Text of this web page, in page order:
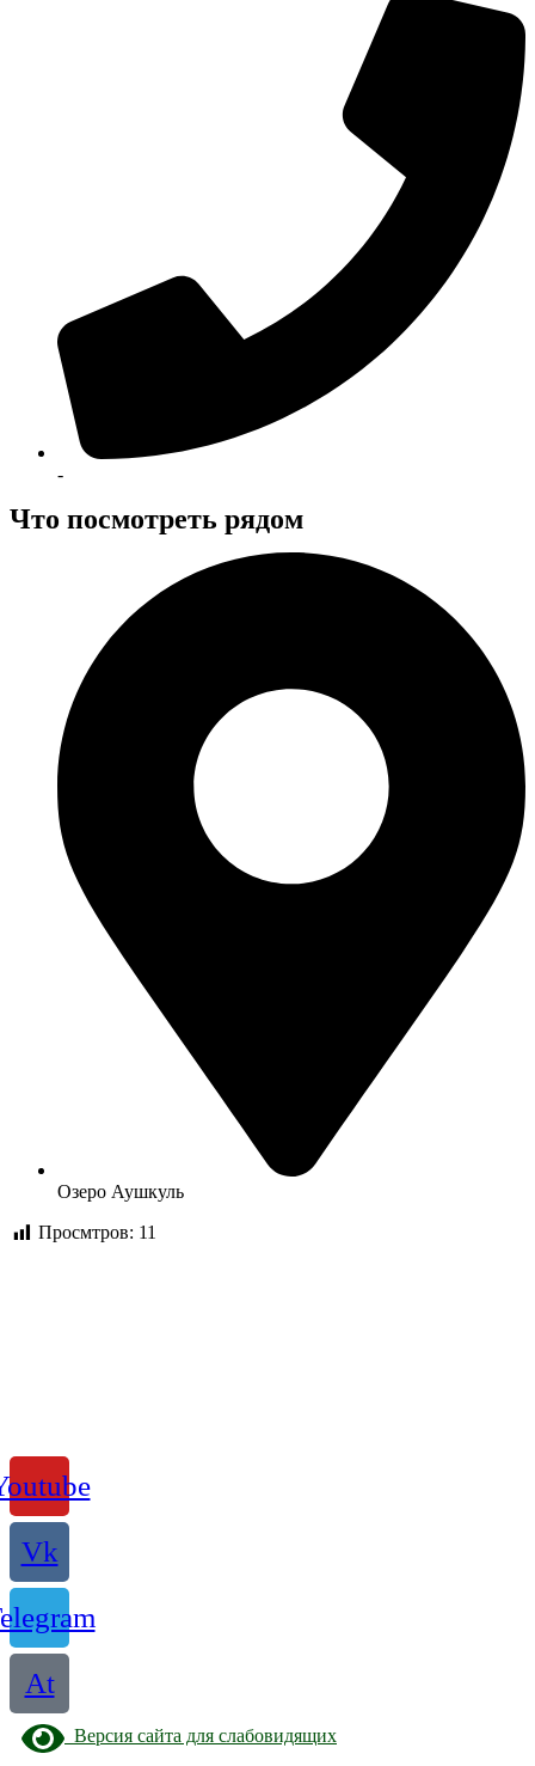
-
Что посмотреть рядом
Озеро Аушкуль
Просмтров: 11
Vk
At
Версия сайта для слабовидящих